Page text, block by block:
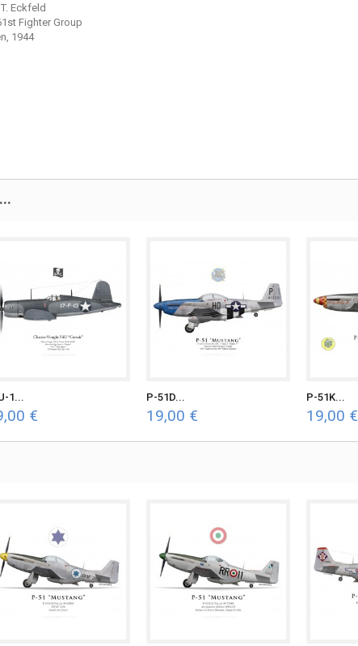
Eckfeld
Fighter Group
1944
1...
€
P-51D...
19,00 €
P-51K...
19,00 €